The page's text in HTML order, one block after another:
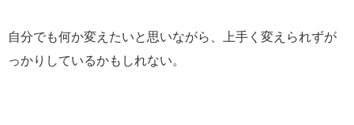
自分でも何か変えたいと思いながら、上手く変えられずが
っかりしているかもしれない。